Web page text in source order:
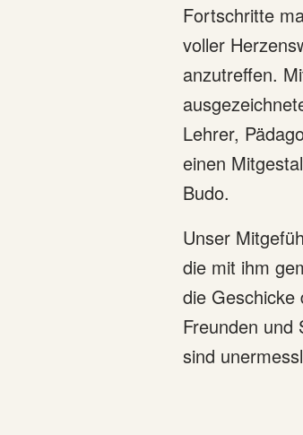
Fortschritte
voller
anzutreffen.
Lehrer,
einen
Budo.
Unser
die mit ihm
die Geschicke
Freunden und
sind